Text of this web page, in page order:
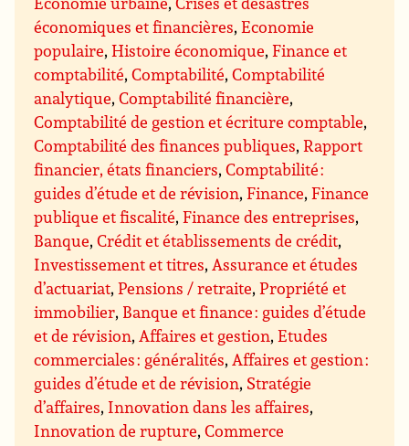
économiques et financières,Economie
populaire,Histoire économique,Finance et
comptabilité,Comptabilité,Comptabilité
analytique,Comptabilité financière,
Comptabilité de gestion et écriture comptable,
Comptabilité des finances publiques,Rapport
financier, états financiers,Comptabilité :
guides d’étude et de révision,Finance,Finance
publique et fiscalité,Finance des entreprises,
Banque,Crédit et établissements de crédit,
Investissement et titres,Assurance et études
d’actuariat,Pensions / retraite,Propriété et
immobilier, Banque et finance : guides d’étude
et de révision,Affaires et gestion,Etudes
commerciales : généralités,Affaires et gestion :
guides d’étude et de révision, Stratégie
d’affaires, Innovation dans les affaires,
Innovation de rupture,Commerce